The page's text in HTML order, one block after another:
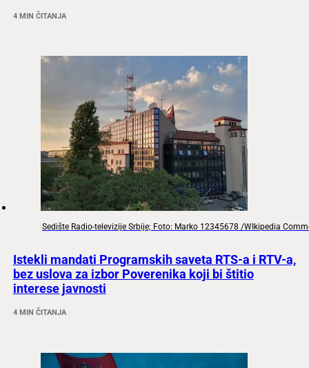
4 MIN ČITANJA
Sedište Radio-televizije Srbije; Foto: Marko 12345678 /WIkipedia
Istekli mandati Programskih saveta RTS-a i RTV-a,
bez uslova za izbor Poverenika koji bi štitio
interese javnosti
4 MIN ČITANJA